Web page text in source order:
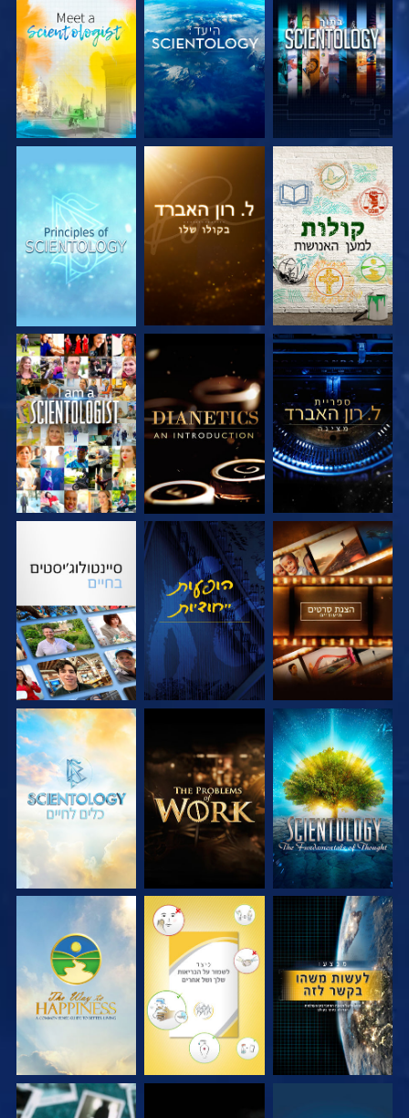
בדוק את הסדרה בדוק את הסדרה בדוק את הסדרה
בדוק את הסדרה בדוק את הסדרה צפה
בדוק את הסדרה צפה בדוק את הסדרה
בדוק את הסדרה בדוק את הסדרה בדוק את הסדרה
צפה צפה צפה